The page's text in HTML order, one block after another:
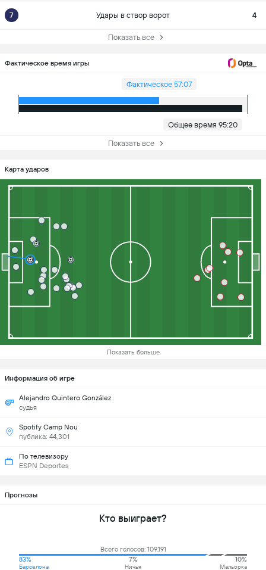
7 Удары в створ ворот 4
Показать все
Фактическое время игры
Фактическое 57:07
Общее время 95:20
Показать все
Карта ударов
Показать больше
Информация об игре
Alejandro Quintero González
судья
Spotify Camp Nou
публика: 44,301
По телевизору
ESPN Deportes
Прогнозы
Кто выиграет?
Всего голосов: 109,191
83%
Барселона
7%
Ничья
10%
Мальорка